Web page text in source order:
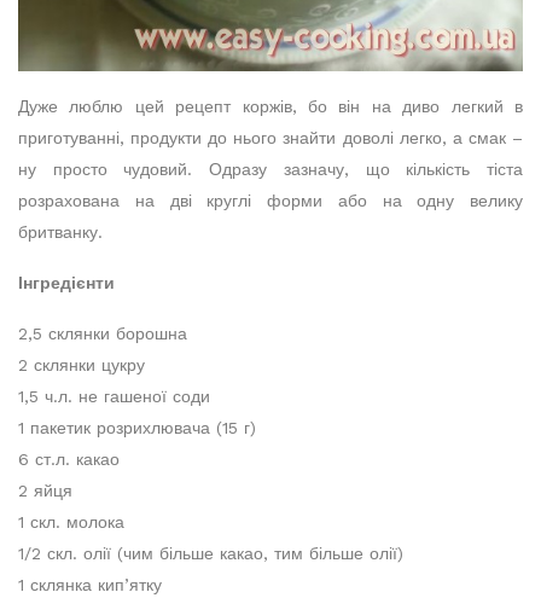
Дуже люблю цей рецепт коржів, бо він на диво легкий в
приготуванні, продукти до нього знайти доволі легко, а смак –
ну просто чудовий. Одразу зазначу, що кількість тіста
розрахована на дві круглі форми або на одну велику
бритванку.
Інгредієнти
2,5 склянки борошна
2 склянки цукру
1,5 ч.л. не гашеної соди
1 пакетик розрихлювача (15 г)
6 ст.л. какао
2 яйця
1 скл. молока
1/2 скл. олії (чим більше какао, тим більше олії)
1 склянка кип’ятку